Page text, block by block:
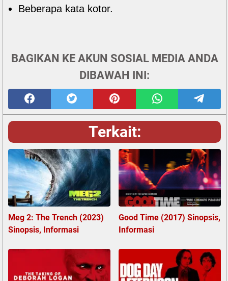
Beberapa kata kotor.
BAGIKAN KE AKUN SOSIAL MEDIA ANDA
DIBAWAH INI:
Terkait:
Meg 2: The Trench (2023)
Sinopsis, Informasi
Good Time (2017) Sinopsis,
Informasi